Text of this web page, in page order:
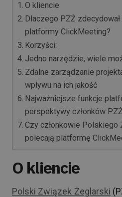
O kliencie
Dlaczego PZŻ
platformy ClickMeeting?
Korzyści:
Jedno narzędzie, wiele
Zdalne zarządzanie
wpływu na ich jakość
Najważniejsze funkcje
perspektywy członków PZŻ
Czy członkowie
polecają platformę
O kliencie
Polski Związek Żeglarski